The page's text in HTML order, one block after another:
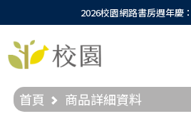
2026校園網路書房週年慶
首頁 商品詳細資料